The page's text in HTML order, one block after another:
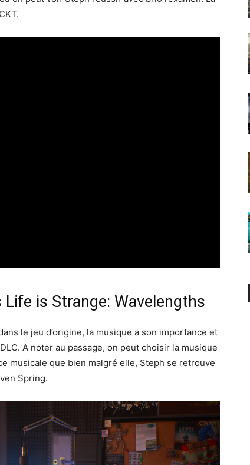
is Strange: Wavelengths
le jeu d’origine, la musique a son importance et
A noter au passage, on peut choisir la musique
musicale que bien malgré elle, Steph se retrouve
Spring.